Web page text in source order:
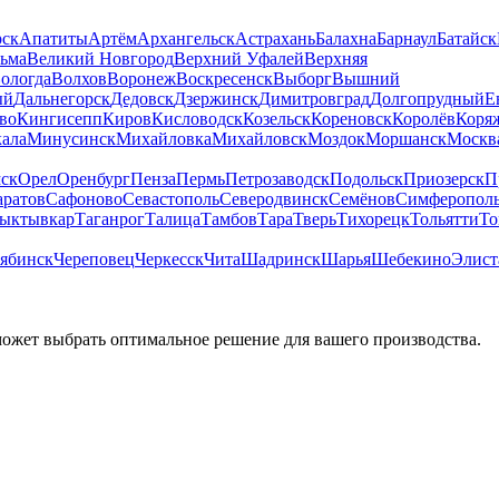
АпатитыАртёмАрхангельскАстраханьБалахнаБарнаулБатайск
Великий НовгородВерхний УфалейВерхняя
ВолховВоронежВоскресенскВыборгВышний
ДальнегорскДедовскДзержинскДимитровградДолгопрудный
КингисеппКировКисловодскКозельскКореновскКоролёв
МинусинскМихайловкаМихайловскМоздокМоршанск
ОрелОренбургПензаПермьПетрозаводскПодольскПриозерск
СафоновоСевастопольСеверодвинскСемёнов
ТаганрогТалицаТамбовТараТверьТихорецкТольятти
ЧереповецЧеркесскЧитаШадринскШарьяШебекино
выбрать оптимальное решение для вашего производства.